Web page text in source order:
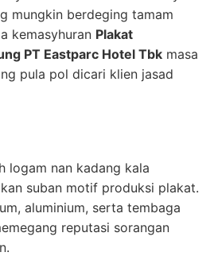
mungkin berdeging tamam
kemasyhuran Plakat
PT Eastparc Hotel Tbk masa
pula pol dicari klien jasad
logam nan kadang kala
suban motif produksi plakat.
aluminium, serta tembaga
reputasi sorangan